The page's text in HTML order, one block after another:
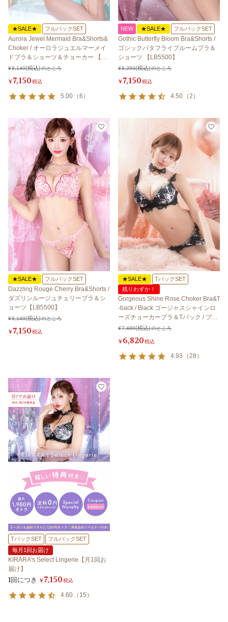
★SALE★ フルバックSET
Aurora Jewel Mermaid Bra&Shorts&
Choker / オーロラジュエルマーメイ
ドブラ＆ショーツ＆チョーカー 【LB
5500】
¥8,140 のところ
¥7,150税込
5.00 （6 ）
NEW ★SALE★ フルバックSET
Gothic Butterfly Bloom Bra&Shorts /
ゴシックバタフライブルームブラ＆
ショーツ 【LB5500】
¥8,250 のところ
¥7,150税込
4.50 （2 ）
★SALE★ フルバックSET
Dazzling Rouge Cherry Bra&Shorts /
ダズリンルージュチェリーブラ＆シ
ョーツ【LB5500】
¥8,140 のところ
¥7,150税込
★SALE★
TバックSET
残りわずか！
Gorgeous Shine Rose Choker Bra&T
-back / Black ゴージャスシャインロ
ーズチョーカーブラ＆Tバック / ブラ
ック【LB5500】
¥7,480 のところ
¥6,820税込
4.93 （28 ）
TバックSET
フルバックSET
毎月1回お届け
KIRARA's Select Lingerie【月1回お
届け】
1回につき ¥7,150税込
4.60 （ 15 ）